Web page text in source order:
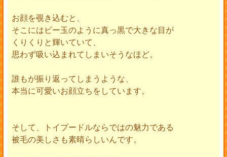
お顔を覗き込むと、
そこにはビー玉のように真っ黒で大きな目が
くりくりと輝いていて、
思わず吸い込まれてしまいそうなほど。
誰もが振り返ってしまうような、
本当に可愛いお顔立ちをしています。
そして、トイプードルならではの魅力である
被毛の美しさも素晴らしいんです。